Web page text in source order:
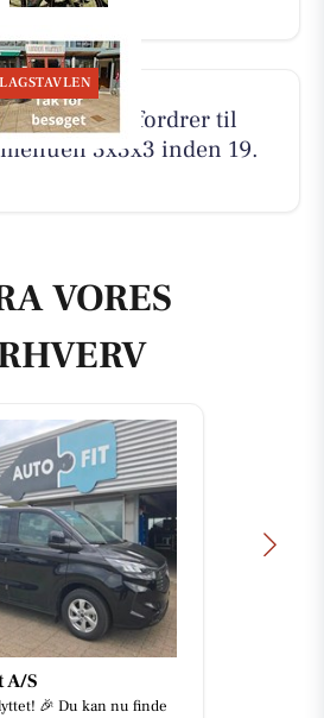
Klippen opfordrer til
3x3x3 inden 19.
VORES
🤩 SOLGT 🤩 SOLGT 🤩